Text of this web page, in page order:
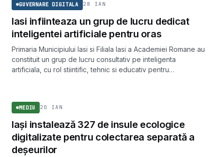
GUVERNARE DIGITALA 28 IAN
Iasi infiinteaza un grup de lucru dedicat
inteligentei artificiale pentru oras
Primaria Municipiului Iasi si Filiala Iasi a Academiei Romane au
constituit un grup de lucru consultativ pe inteligenta
artificiala, cu rol stiintific, tehnic si educativ pentru
MEDIU 20 IAN
Iași instalează 327 de insule ecologice
digitalizate pentru colectarea separată a
deșeurilor